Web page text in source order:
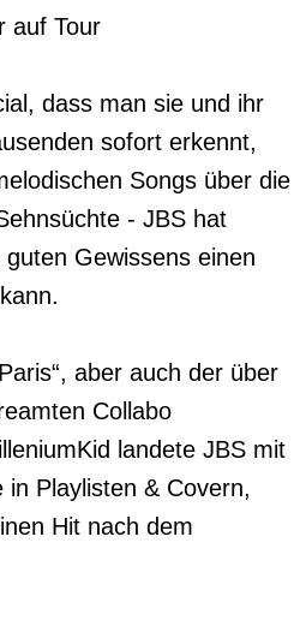
auf Tour
dass man sie und ihr
sofort erkennt,
Songs über die
- JBS hat
Gewissens einen
aber auch der über
Collabo
landete JBS mit
in Playlisten & Covern,
Hit nach dem